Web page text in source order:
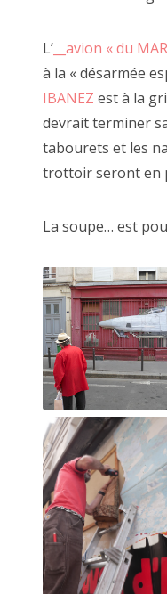
octobre, novembre 2014
Recherche
L’ __avion « du
à la « désarmée
IBANEZ est à la
devrait terminer
tabourets et les
trottoir seront en
La soupe… est
Tous se réunissent